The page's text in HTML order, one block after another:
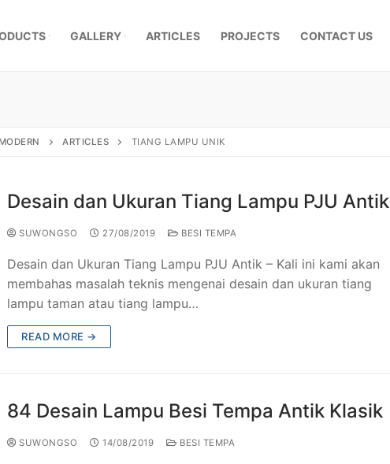
GALLERY ARTICLES PROJECTS CONTACT US
Klasik
Tempa
Tempa
Murah Jakarta
Pagar Besi Tempa Mewah
Tangga Besi Tempa Klasik Mewah
Besi Tempa Antik Mewah
ARTICLES TIANG LAMPU UNIK
Desain dan Ukuran Tiang Lampu PJU Antik
SUWONGSO 27/08/2019 BESI TEMPA
Desain dan Ukuran Tiang Lampu PJU Antik – Kali ini kami akan
membahas masalah teknis mengenai desain dan ukuran tiang
lampu taman atau tiang lampu…
READ MORE →
84 Desain Lampu Besi Tempa Antik Klasik
SUWONGSO 14/08/2019 BESI TEMPA